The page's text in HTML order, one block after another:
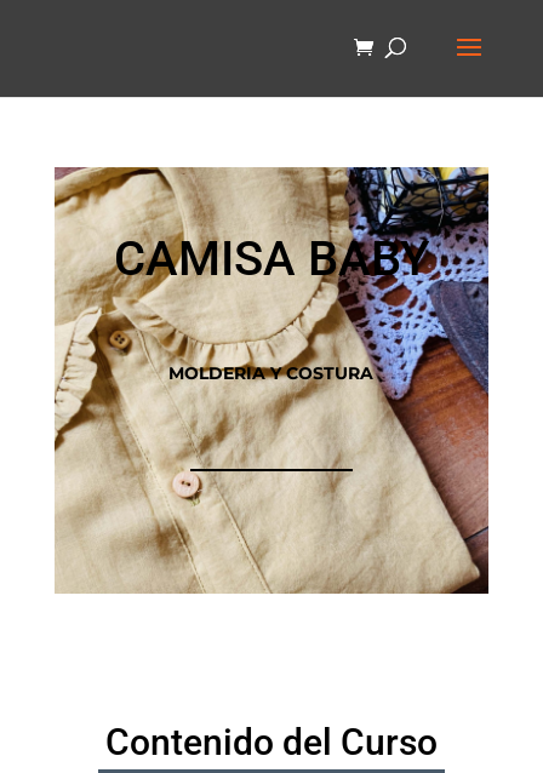
CAMISA BABY
MOLDERIA Y COSTURA
Contenido del Curso